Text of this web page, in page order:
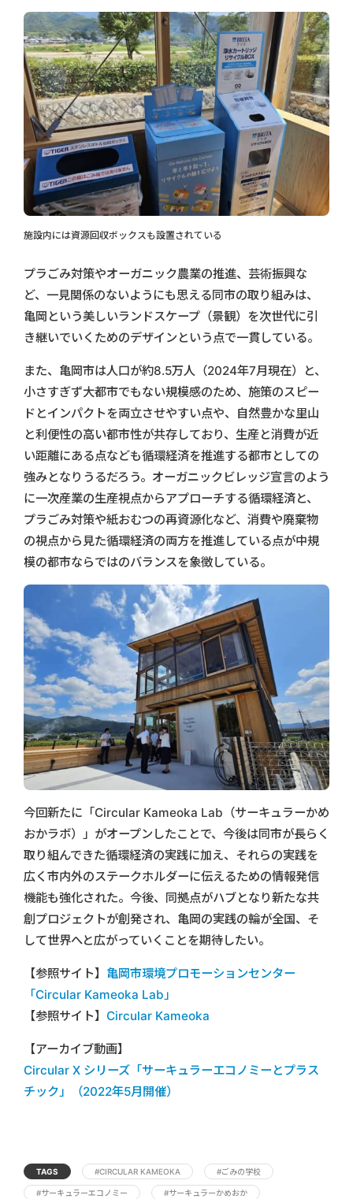
施設内には資源回収ボックスも設置されている
プラごみ対策やオーガニック農業の推進、芸術振興な
ど、一見関係のないようにも思える同市の取り組みは、
亀岡という美しいランドスケープ（景観）を次世代に引
き継いでいくためのデザインという点で一貫している。
また、亀岡市は人口が約8.5万人（2024年7月現在）と、
小さすぎず大都市でもない規模感のため、施策のスピー
ドとインパクトを両立させやすい点や、自然豊かな里山
と利便性の高い都市性が共存しており、生産と消費が近
い距離にある点なども循環経済を推進する都市としての
強みとなりうるだろう。オーガニックビレッジ宣言のよう
に一次産業の生産視点からアプローチする循環経済と、
プラごみ対策や紙おむつの再資源化など、消費や廃棄物
の視点から見た循環経済の両方を推進している点が中規
模の都市ならではのバランスを象徴している。
今回新たに「Circular Kameoka Lab（サーキュラーかめ
おかラボ）」がオープンしたことで、今後は同市が長らく
取り組んできた循環経済の実践に加え、それらの実践を
広く市内外のステークホルダーに伝えるための情報発信
機能も強化された。今後、同拠点がハブとなり新たな共
創プロジェクトが創発され、亀岡の実践の輪が全国、そ
して世界へと広がっていくことを期待したい。
【参照サイト】 亀岡市環境プロモーションセンター
「Circular Kameoka Lab」
【参照サイト】 Circular Kameoka
【アーカイブ動画】
Circular X シリーズ「サーキュラーエコノミーとプラス
チック」（2022年5月開催）
TAGS #CIRCULAR KAMEOKA #ごみの学校
#サーキュラーエコノミー #サーキュラーかめおか